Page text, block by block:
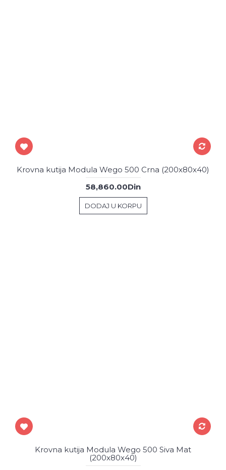
Krovna kutija Modula Wego 500 Crna (200x80x40)
58,860.00Din
DODAJ U KORPU
Krovna kutija Modula Wego 500 Siva Mat
(200x80x40)